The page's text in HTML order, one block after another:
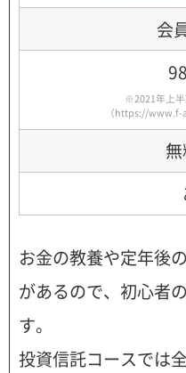
会
※2021年上
（https://www.f-
お金の教養や定年後
があるので、初心者
す。
投資信託コースでは